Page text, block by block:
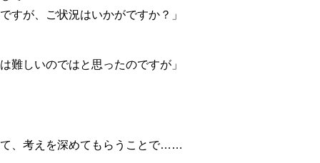
すが、ご状況はいかがですか？」
難しいのではと思ったのですが」
て、考えを深めてもらうことで……